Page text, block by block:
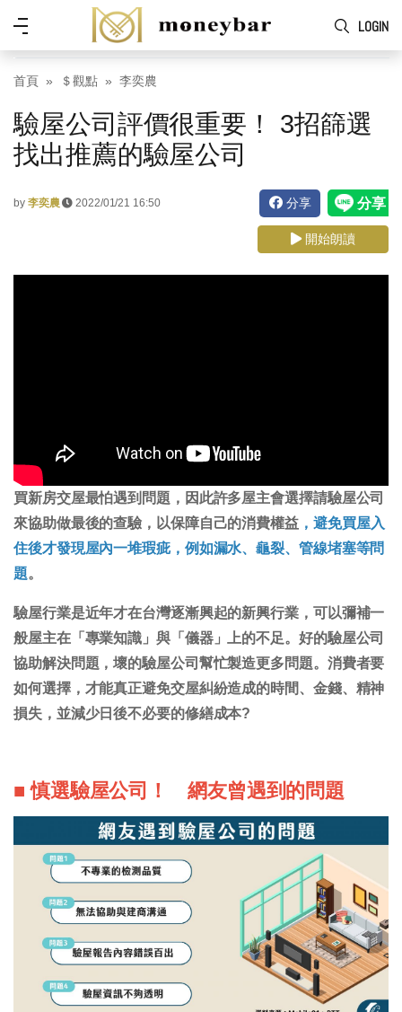
Skip to main content
LOGIN
功
能
表
首頁 ＄觀點 李奕農
驗屋公司評價很重要！ 3招篩選
找出推薦的驗屋公司
by 李奕農 2022/01/21 16:50 分享
開始朗讀
買新房交屋最怕遇到問題，因此許多屋主會選擇請驗屋公司
來協助做最後的查驗，以保障自己的消費權益 ， 避免買屋入
住後才發現屋內一堆瑕疵，例如漏水、龜裂、管線堵塞等問
題。
驗屋行業是近年才在台灣逐漸興起的新興行業，可以彌補一
般屋主在「專業知識」與「儀器」上的不足。好的驗屋公司
協助解決問題，壞的驗屋公司幫忙製造更多問題。消費者要
如何選擇，才能真正避免交屋糾紛造成的時間、金錢、精神
損失，並減少日後不必要的修繕成本?
■ 慎選驗屋公司！ 網友曾遇到的問題